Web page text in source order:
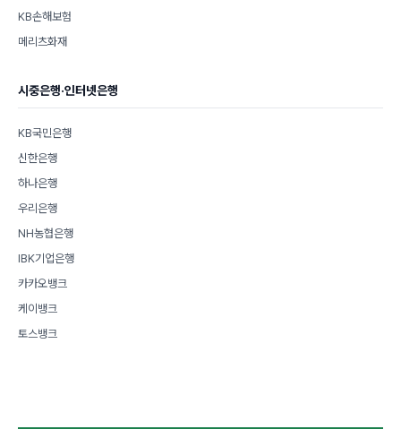
KB손해보험
메리츠화재
시중은행·인터넷은행
KB국민은행
신한은행
하나은행
우리은행
NH농협은행
IBK기업은행
카카오뱅크
케이뱅크
토스뱅크